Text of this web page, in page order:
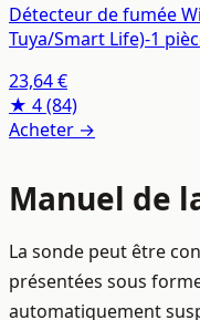
Détecteur de fumée
Tuya/Smart Life)-1
23,64 €
★ 4(84)
Acheter →
Manuel de
La sonde peut être
présentées sous
automatiquement